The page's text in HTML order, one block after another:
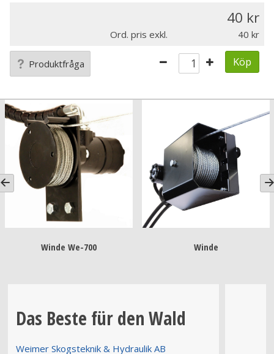
40
Ord. pris exkl. 40
Produktfråga Köp
Winde We-700 Winde
Das Beste für den Wald
Weimer Skogsteknik & Hydraulik AB